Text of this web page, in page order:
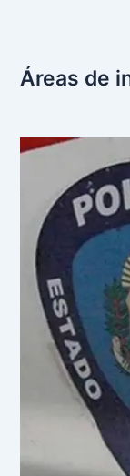
Áreas de